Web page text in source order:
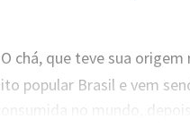
O chá, que teve sua origem
popular Brasil e vem
no mundo,